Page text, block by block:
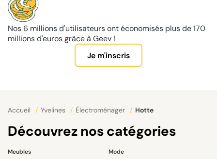
Nos 6 millions d'utilisateurs ont économisés plus de 170
millions d'euros grâce à Geev !
Je m'inscris
Accueil / Yvelines / Électroménager / Hotte
Découvrez nos catégories
Meubles
Mode